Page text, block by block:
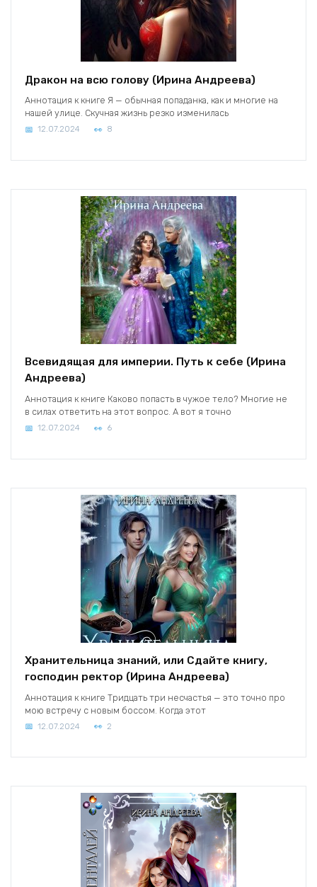
Дракон на всю голову (Ирина Андреева)
Аннотация к книге Я — обычная попаданка, как и многие на
нашей улице. Скучная жизнь резко изменилась
12.07.2024 8
Всевидящая для империи. Путь к себе (Ирина
Андреева)
Аннотация к книге Каково попасть в чужое тело? Многие не
в силах ответить на этот вопрос. А вот я точно
12.07.2024 6
Хранительница знаний, или Сдайте книгу,
господин ректор (Ирина Андреева)
Аннотация к книге Тридцать три несчастья — это точно про
мою встречу с новым боссом. Когда этот
12.07.2024 2